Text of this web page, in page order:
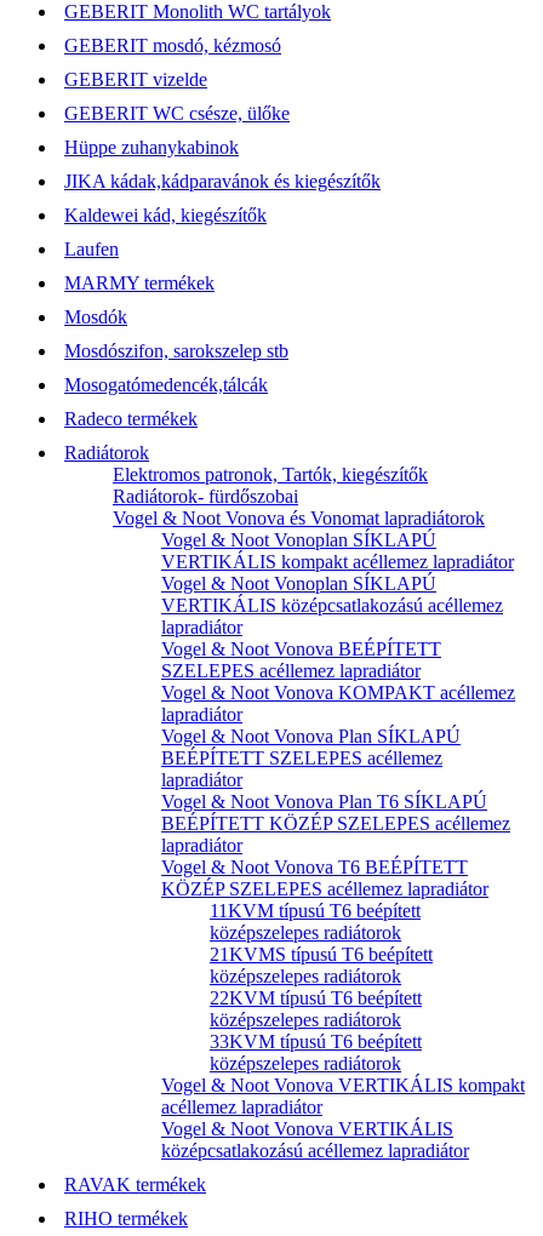
GEBERIT Monolith WC tartályok
GEBERIT mosdó, kézmosó
GEBERIT vizelde
GEBERIT WC csésze, ülőke
Hüppe zuhanykabinok
JIKA kádak,kádparavánok és kiegészítők
Kaldewei kád, kiegészítők
Laufen
MARMY termékek
Mosdók
Mosdószifon, sarokszelep stb
Mosogatómedencék,tálcák
Radeco termékek
Radiátorok
Elektromos patronok, Tartók, kiegészítők
Radiátorok- fürdőszobai
Vogel & Noot Vonova és Vonomat lapradiátorok
Vogel & Noot Vonoplan SÍKLAPÚ
VERTIKÁLIS kompakt acéllemez lapradiátor
Vogel & Noot Vonoplan SÍKLAPÚ
VERTIKÁLIS középcsatlakozású acéllemez
lapradiátor
Vogel & Noot Vonova BEÉPÍTETT
SZELEPES acéllemez lapradiátor
Vogel & Noot Vonova KOMPAKT acéllemez
lapradiátor
Vogel & Noot Vonova Plan SÍKLAPÚ
BEÉPÍTETT SZELEPES acéllemez
lapradiátor
Vogel & Noot Vonova Plan T6 SÍKLAPÚ
BEÉPÍTETT KÖZÉP SZELEPES acéllemez
lapradiátor
Vogel & Noot Vonova T6 BEÉPÍTETT
KÖZÉP SZELEPES acéllemez lapradiátor
11KVM típusú T6 beépített
középszelepes radiátorok
21KVMS típusú T6 beépített
középszelepes radiátorok
22KVM típusú T6 beépített
középszelepes radiátorok
33KVM típusú T6 beépített
középszelepes radiátorok
Vogel & Noot Vonova VERTIKÁLIS kompakt
acéllemez lapradiátor
Vogel & Noot Vonova VERTIKÁLIS
középcsatlakozású acéllemez lapradiátor
RAVAK termékek
RIHO termékek